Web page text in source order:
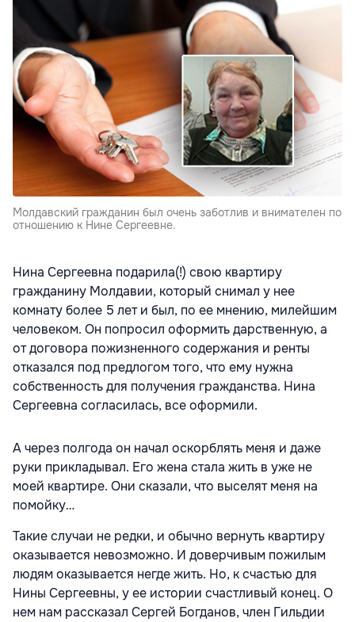
Молдавский гражданин был очень заботлив и внимателен по
отношению к Нине Сергеевне.
Нина Сергеевна подарила(!) свою квартиру
гражданину Молдавии, который снимал у нее
комнату более 5 лет и был, по ее мнению, милейшим
человеком. Он попросил оформить дарственную, а
от договора пожизненного содержания и ренты
отказался под предлогом того, что ему нужна
собственность для получения гражданства. Нина
Сергеевна согласилась, все оформили.
А через полгода он начал оскорблять меня и даже
руки прикладывал. Его жена стала жить в уже не
моей квартире. Они сказали, что выселят меня на
помойку…
Такие случаи не редки, и обычно вернуть квартиру
оказывается невозможно. И доверчивым пожилым
людям оказывается негде жить. Но, к счастью для
Нины Сергеевны, у ее истории счастливый конец. О
нем нам рассказал Сергей Богданов, член Гильдии